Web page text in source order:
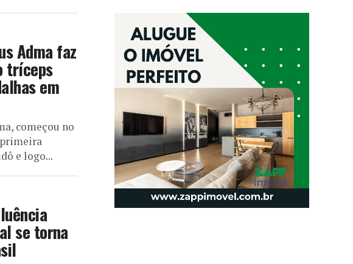
Adma faz
tríceps
em
começou no
primeira
e logo...
se torna